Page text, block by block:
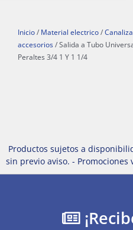
Inicio / Material electrico /
accesorios / Salida a Tubo
Peraltes 3/4 1 Y 1 1/4
Productos sujetos a
sin previo aviso. -